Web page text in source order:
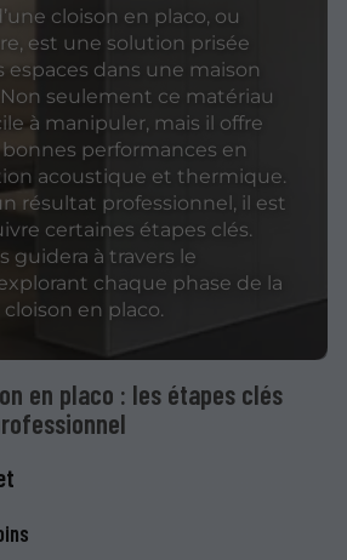
cloison en placo, ou
est une solution prisée
espaces dans une maison
seulement ce matériau
à manipuler, mais il offre
performances en
acoustique et thermique.
résultat professionnel, il est
certaines étapes clés.
guidera à travers le
chaque phase de la
en placo.
en placo : les étapes clés